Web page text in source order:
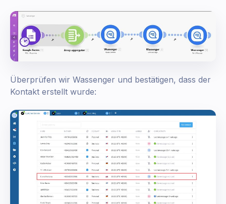
Überprüfen wir Wassenger und bestätigen, dass der
Kontakt erstellt wurde: